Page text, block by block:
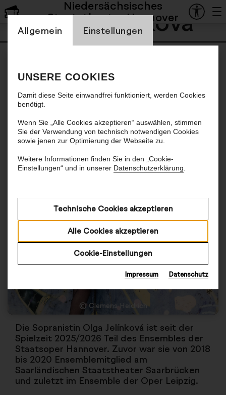
Einstellung Cookienbanner
Allgemein
Einstellungen
UNSERE COOKIES
Damit diese Seite einwandfrei funktioniert, werden Cookies
benötigt.
Wenn Sie „Alle Cookies akzeptieren“ auswählen, stimmen
Sie der Verwendung von technisch notwendigen Cookies
sowie jenen zur Optimierung der Webseite zu.
Weitere Informationen finden Sie in den „Cookie-
Einstellungen“ und in unserer Datenschutzerklärung
Technische Cookies akzeptieren
Alle Cookies akzeptieren
Cookie-Einstellungen
Impressum Datenschutz
Niedersächsisches
Staatstheater Hannover
Olga Jelínková
© Clemens Heidrich
Die Sopranistin Olga Jelínková ist seit der
Spielzeit 2025/2026 Teil des Ensembles der
Staatsoper Hannover. Zuvor war sie von 2018
bis 2020 Ensemblemitglied am
Saarländischen Staatstheater Saarbrücken
und zuletzt im Ensemble der Oper Leipzig.